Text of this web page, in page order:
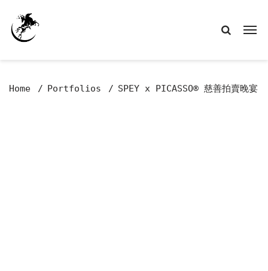
Home Portfolios SPEY x PICASSO® 慈善拍賣晚宴